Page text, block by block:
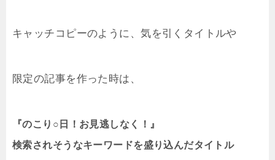
キャッチコピーのように、気を引くタイトルや
限定の記事を作った時は、
『のこり○日！お見逃しなく！』
検索されそうなキーワードを盛り込んだタイトル